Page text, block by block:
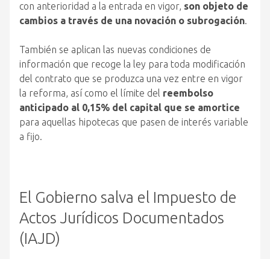
con anterioridad a la entrada en vigor, son objeto de
cambios a través de una novación o subrogación.
También se aplican las nuevas condiciones de
información que recoge la ley para toda modificación
del contrato que se produzca una vez entre en vigor
la reforma, así como el límite del reembolso
anticipado al 0,15% del capital que se amortice
para aquellas hipotecas que pasen de interés variable
a fijo.
El Gobierno salva el Impuesto de
Actos Jurídicos Documentados
(IAJD)